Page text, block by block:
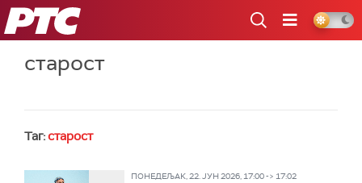
РТС
старост
Таг:старост
ПОНЕДЕЉАК, 22. ЈУН 2026, 17:00 -> 17:02